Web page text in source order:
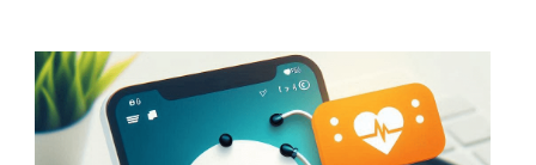
wymiana
informacji:
Jak
działa
ReceptaX